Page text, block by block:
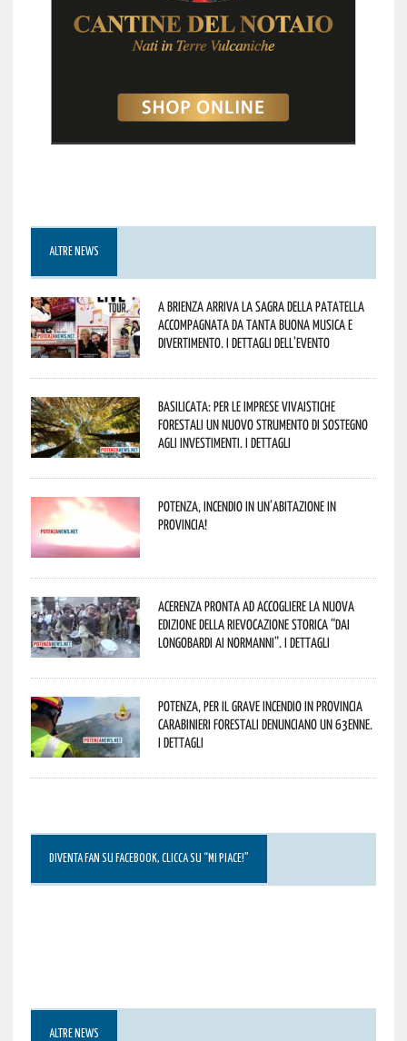
ALTRE NEWS
A Brienza arriva la Sagra della Patatella
accompagnata da tanta buona musica e
divertimento. I dettagli dell’evento
Basilicata: per le imprese vivaistiche
forestali un nuovo strumento di sostegno
agli investimenti. I dettagli
Potenza, incendio in un’abitazione in
provincia!
Acerenza pronta ad accogliere la nuova
edizione della rievocazione storica “Dai
Longobardi ai Normanni”. I dettagli
Potenza, per il grave incendio in Provincia
Carabinieri forestali denunciano un 63enne.
I dettagli
DIVENTA FAN SU FACEBOOK, CLICCA SU “MI PIACE!”
ALTRE NEWS